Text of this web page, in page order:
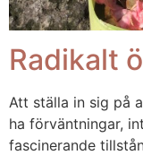
Radikalt
Att ställa in sig på
ha förväntningar,
fascinerande